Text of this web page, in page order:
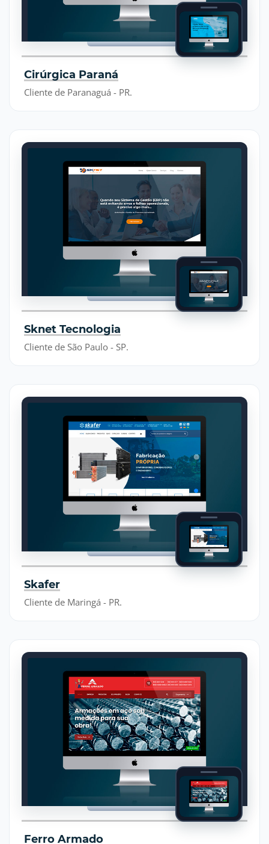
Cirúrgica Paraná
Cliente de Paranaguá - PR.
Sknet Tecnologia
Cliente de São Paulo - SP.
Skafer
Cliente de Maringá - PR.
Ferro Armado